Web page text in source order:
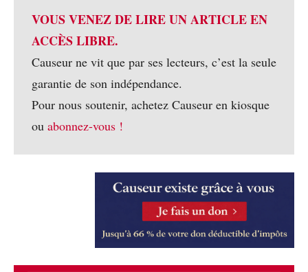
VOUS VENEZ DE LIRE UN ARTICLE EN
ACCÈS LIBRE.
Causeur ne vit que par ses lecteurs, c’est la seule
garantie de son indépendance.
Pour nous soutenir, achetez Causeur en kiosque
ou abonnez-vous !